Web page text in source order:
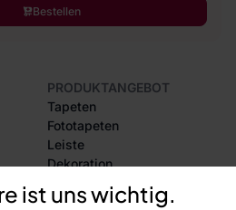
ist uns wichtig.
Bestellen
PRODUKTANGEBOT
Tapeten
Fototapeten
Leiste
Dekoration
Selbstklebende Folien
Zubehör